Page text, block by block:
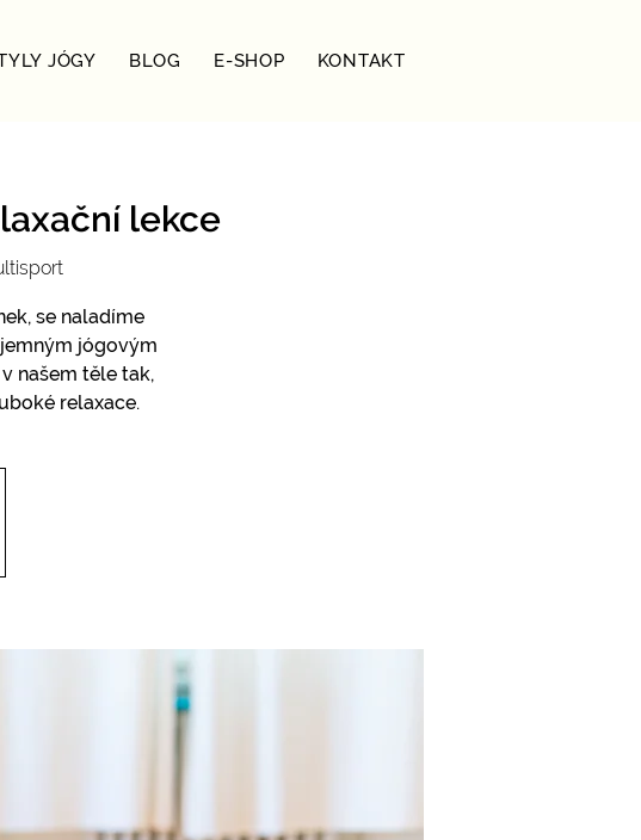
JÓGY BLOG E-SHOP KONTAKT
lekce
se naladíme
jógovým
našem těle tak,
relaxace.